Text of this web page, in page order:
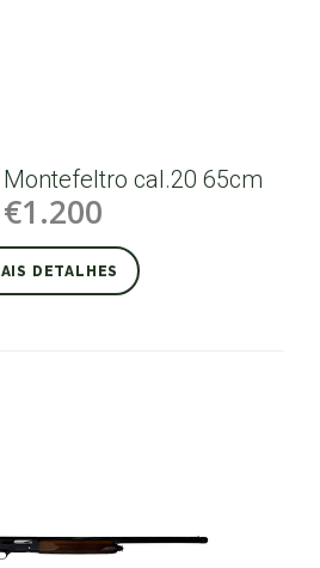
cal.20 65cm
€1.200
DETALHES